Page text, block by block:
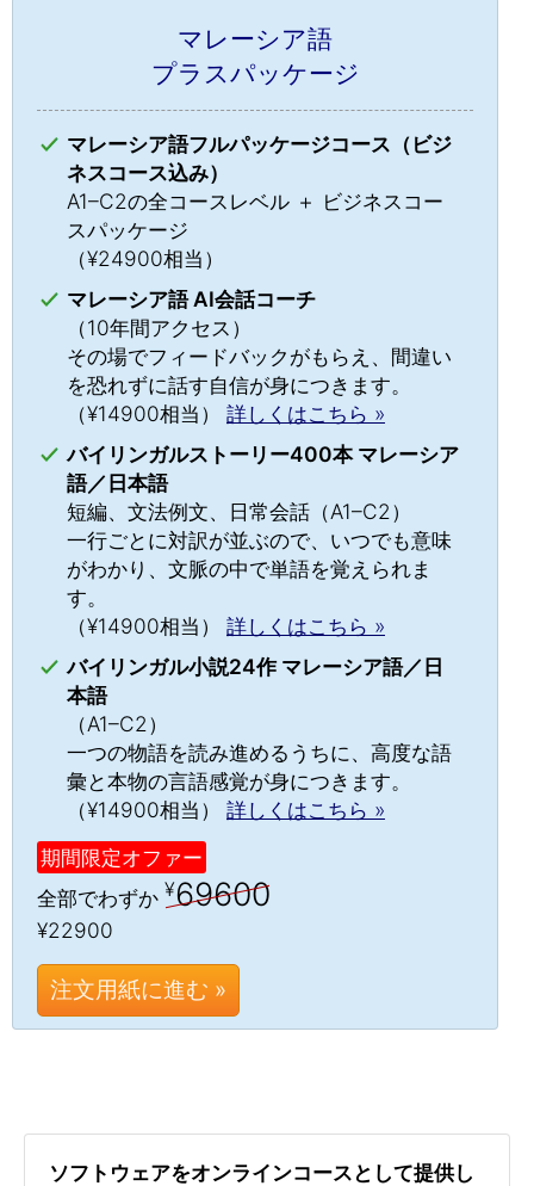
マレーシア語
プラスパッケージ
マレーシア語フルパッケージコース（ビジ
ネスコース込み）
A1–C2の全コースレベル ＋ ビジネスコー
スパッケージ
（¥24900相当）
マレーシア語 AI会話コーチ
（10年間アクセス）
その場でフィードバックがもらえ、間違い
を恐れずに話す自信が身につきます。
（¥14900相当） 詳しくはこちら »
バイリンガルストーリー400本 マレーシア
語／日本語
短編、文法例文、日常会話（A1–C2）
一行ごとに対訳が並ぶので、いつでも意味
がわかり、文脈の中で単語を覚えられま
す。
（¥14900相当） 詳しくはこちら »
バイリンガル小説24作 マレーシア語／日
本語
（A1–C2）
一つの物語を読み進めるうちに、高度な語
彙と本物の言語感覚が身につきます。
（¥14900相当） 詳しくはこちら »
期間限定オファー
全部でわずか ¥69600
¥22900
注文用紙に進む »
ソフトウェアをオンラインコースとして提供し